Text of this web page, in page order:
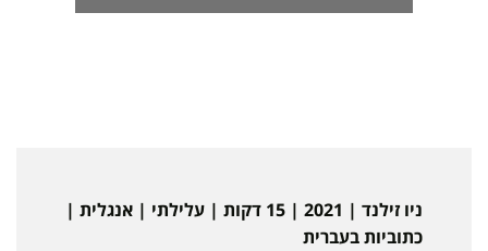
ניו זילנד | 2021 | 15 דקות | עלילתי | אנגלית |
כתוביות בעברית